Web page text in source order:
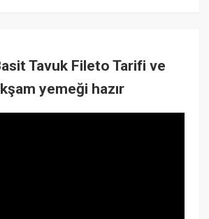
Tavuk Fileto Tarifi ve
yemeği hazır